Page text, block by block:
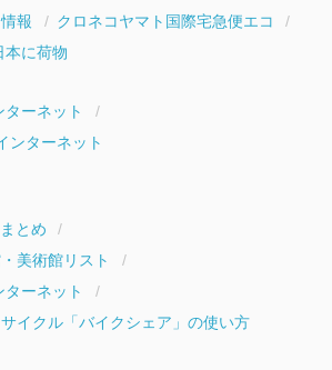
報
クロネコヤマト国際宅急便エコ
本に荷物
ーネット
ンターネット
とめ
美術館リスト
ーネット
イクル「バイクシェア」の使い方